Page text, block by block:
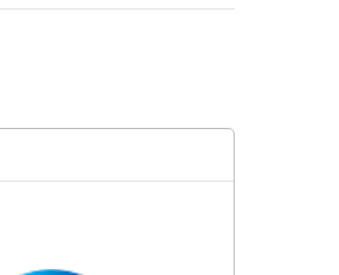
Modu
seçin.